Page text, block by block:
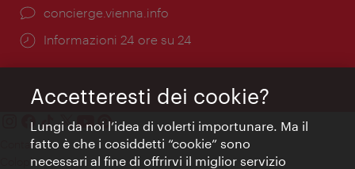
Ort:
concierge.vienna.info
Öffnungszeiten:
Informazioni 24 ore su 24
Contatti
Colophon
Accetteresti dei cookie?
Lungi da noi l’idea di volerti importunare. Ma il
fatto è che i cosiddetti “cookie” sono
necessari al fine di offrirvi il miglior servizio